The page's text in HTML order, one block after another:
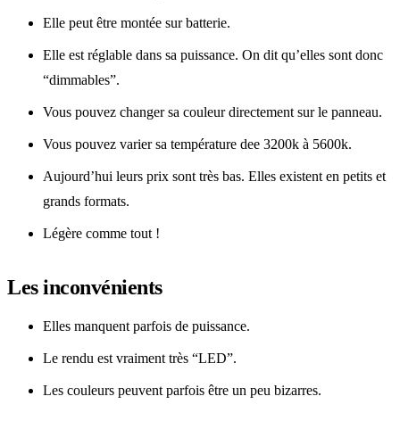
Elle peut être montée sur batterie.
Elle est réglable dans sa puissance. On dit qu’elles sont donc
“dimmables”.
Vous pouvez changer sa couleur directement sur le panneau.
Vous pouvez varier sa température dee 3200k à 5600k.
Aujourd’hui leurs prix sont très bas. Elles existent en petits et
grands formats.
Légère comme tout !
Les inconvénients
Elles manquent parfois de puissance.
Le rendu est vraiment très “LED”.
Les couleurs peuvent parfois être un peu bizarres.